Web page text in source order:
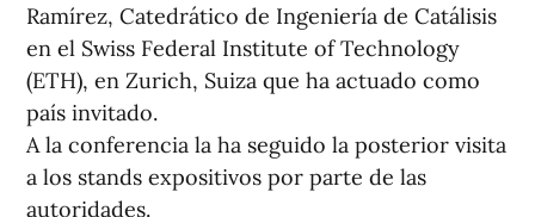
Ramírez, Catedrático de Ingeniería de Catálisis
en el Swiss Federal Institute of Technology
(ETH), en Zurich, Suiza que ha actuado como
país invitado.
A la conferencia la ha seguido la posterior visita
a los stands expositivos por parte de las
autoridades.